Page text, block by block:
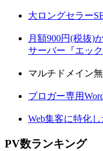
大ロングセラー
月額900円(税抜)
サーバー『エック
マルチドメイン
ブロガー専用
Web集客に特化し
PV数ランキング